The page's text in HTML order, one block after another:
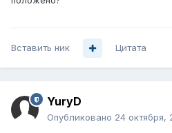
Вставить ник Цитата
YuryD
Опубликовано 24 октября,